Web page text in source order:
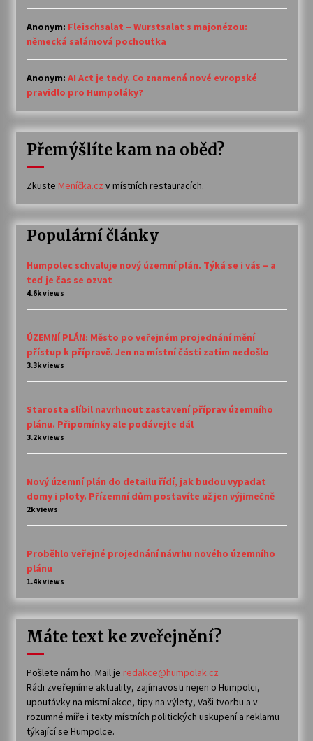
Anonym: Fleischsalat – Wurstsalat s majonézou:
německá salámová pochoutka
Anonym: AI Act je tady. Co znamená nové evropské
pravidlo pro Humpoláky?
Přemýšlíte kam na oběd?
Zkuste Meníčka.cz v místních restauracích.
Populární články
Humpolec schvaluje nový územní plán. Týká se i vás – a
teď je čas se ozvat
4.6k views
ÚZEMNÍ PLÁN: Město po veřejném projednání mění
přístup k přípravě. Jen na místní části zatím nedošlo
3.3k views
Starosta slíbil navrhnout zastavení příprav územního
plánu. Připomínky ale podávejte dál
3.2k views
Nový územní plán do detailu řídí, jak budou vypadat
domy i ploty. Přízemní dům postavíte už jen výjimečně
2k views
Proběhlo veřejné projednání návrhu nového územního
plánu
1.4k views
Máte text ke zveřejnění?
Pošlete nám ho. Mail je redakce@humpolak.cz
Rádi zveřejníme aktuality, zajímavosti nejen o Humpolci,
upoutávky na místní akce, tipy na výlety, Vaši tvorbu a v
rozumné míře i texty místních politických uskupení a reklamu
týkající se Humpolce.